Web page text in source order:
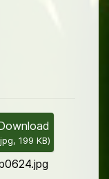
jpg, 199 KB)